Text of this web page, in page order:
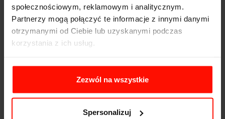
społecznościowym, reklamowym i analitycznym.
Partnerzy mogą połączyć te informacje z innymi danymi
otrzymanymi od Ciebie lub uzyskanymi podczas
korzystania z ich usług.
Zezwól na wszystkie
Spersonalizuj